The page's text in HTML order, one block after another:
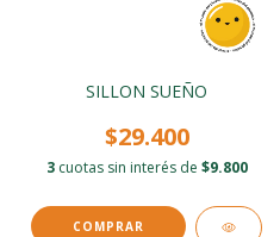
SILLON SUEÑO
$29.400
3 cuotas sin interés de $9.800